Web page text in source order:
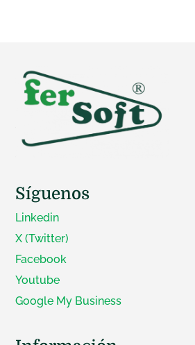
Síguenos
Linkedin
X (Twitter)
Facebook
Youtube
Google My Business